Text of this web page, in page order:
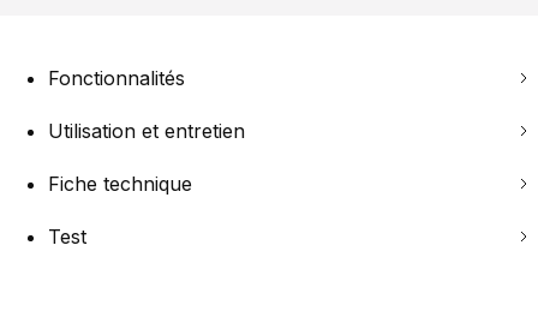
Fonctionnalités
Utilisation et entretien
Fiche technique
Test